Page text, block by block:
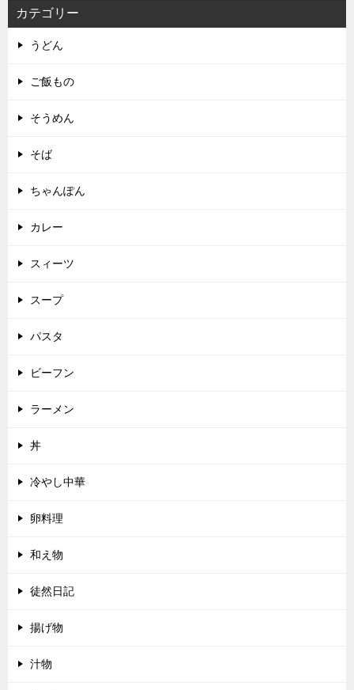
カテゴリー
うどん
ご飯もの
そうめん
そば
ちゃんぽん
カレー
スィーツ
スープ
パスタ
ビーフン
ラーメン
丼
冷やし中華
卵料理
和え物
徒然日記
揚げ物
汁物